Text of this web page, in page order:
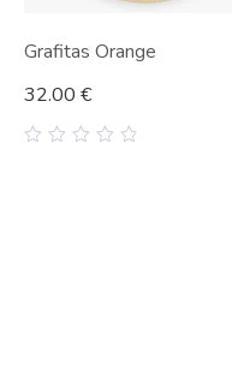
Grafitas Orange
32.00 €